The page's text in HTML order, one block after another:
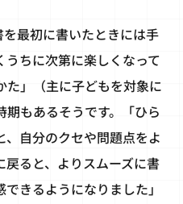
最初に書いたときには手
ちに次第に楽しくなって
た」（主に子どもを対象に
もあるそうです。「ひら
自分のクセや問題点をよ
戻ると、よりスムーズに書
きるようになりました」